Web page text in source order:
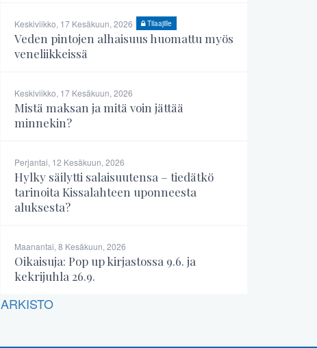
Keskiviikko, 17 Kesäkuun, 2026 Tilaajille
Veden pintojen alhaisuus huomattu myös
veneliikkeissä
Keskiviikko, 17 Kesäkuun, 2026
Mistä maksan ja mitä voin jättää
minnekin?
Perjantai, 12 Kesäkuun, 2026
Hylky säilytti salaisuutensa – tiedätkö
tarinoita Kissalahteen uponneesta
aluksesta?
Maanantai, 8 Kesäkuun, 2026
Oikaisuja: Pop up kirjastossa 9.6. ja
kekrijuhla 26.9.
ARKISTO